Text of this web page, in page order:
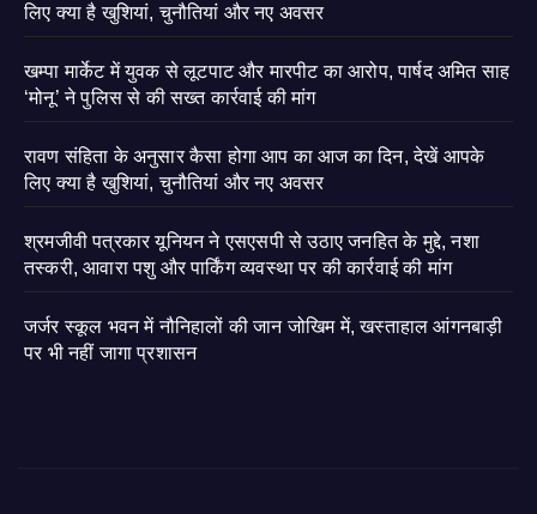
लिए क्या है खुशियां, चुनौतियां और नए अवसर
खम्पा मार्केट में युवक से लूटपाट और मारपीट का आरोप, पार्षद अमित साह
‘मोनू’ ने पुलिस से की सख्त कार्रवाई की मांग
रावण संहिता के अनुसार कैसा होगा आप का आज का दिन, देखें आपके
लिए क्या है खुशियां, चुनौतियां और नए अवसर
श्रमजीवी पत्रकार यूनियन ने एसएसपी से उठाए जनहित के मुद्दे, नशा
तस्करी, आवारा पशु और पार्किंग व्यवस्था पर की कार्रवाई की मांग
जर्जर स्कूल भवन में नौनिहालों की जान जोखिम में, खस्ताहाल आंगनबाड़ी
पर भी नहीं जागा प्रशासन